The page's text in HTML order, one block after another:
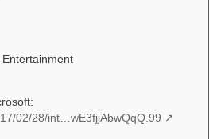
02/28/int…wE3fjjAbwQqQ.99